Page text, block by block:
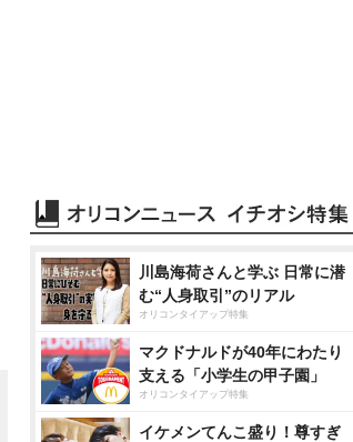
川島海荷さんと学ぶ 日常に潜
む“人身取引”のリアル
オリコンタイアップ特集
マクドナルドが40年にわたり
支える「小学生の甲子園」
オリコンタイアップ特集
イケメンてんこ盛り！尊すぎ